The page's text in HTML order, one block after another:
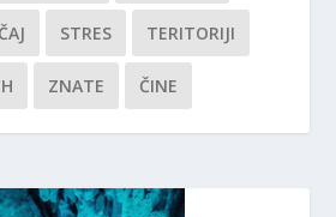
STRES TERITORIJI
ZNATE ČINE